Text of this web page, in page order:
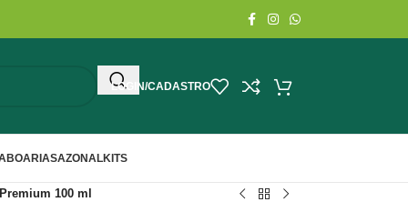
LOGIN/CADASTRO
SAZONALKITS
100 ml